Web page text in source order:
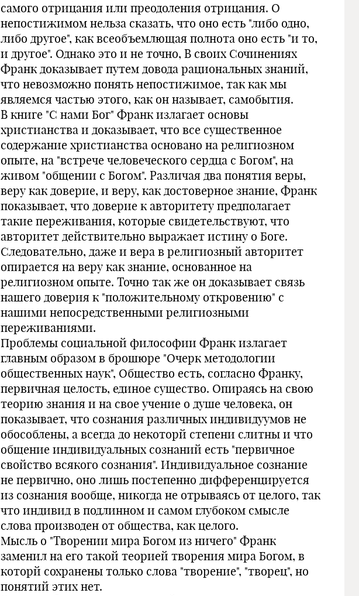
самого отрицания или преодоления отрицания. О
непостижимом нельза сказать, что оно есть "либо одно,
либо другое", как всеобъемлющая полнота оно есть "и то,
и другое". Однако это и не точно, В своих Сочинениях
Франк доказывает путем довода рациональных знаний,
что невозможно понять непостижимое, так как мы
являемся частью этого, как он называет, самобытия.
В книге "С нами Бог" Франк излагает основы
христианства и доказывает, что все существенное
содержание христианства основано на религиозном
опыте, на "встрече человеческого сердца с Богом", на
живом "общении с Богом". Различая два понятия веры,
веру как доверие, и веру, как достоверное знание, Франк
показывает, что доверие к авторитету предполагает
такие переживания, которые свидетельствуют, что
авторитет действительно выражает истину о Боге.
Следовательно, даже и вера в религиозный авторитет
опирается на веру как знание, основанное на
религиозном опыте. Точно так же он доказывает связь
нашего доверия к "положительному откровению" с
нашими непосредственными религиозными
переживаниями.
Проблемы социальной философии Франк излагает
главным образом в брошюре "Очерк методологии
общественных наук", Общество есть, согласно Франку,
первичная целость, единое существо. Опираясь на свою
теорию знания и на свое учение о душе человека, он
показывает, что сознания различных индивидуумов не
обособлены, а всегда до некоторй степени слитны и что
общение индивидуальных сознаний есть "первичное
свойство всякого сознания". Индивидуальное сознание
не первично, оно лишь постепенно дифференцируется
из сознания вообще, никогда не отрываясь от целого, так
что индивид в подлинном и самом глубоком смысле
слова производен от общества, как целого.
Мысль о "Творении мира Богом из ничего" Франк
заменил на его такой теорией творения мира Богом, в
которй сохранены только слова "творение", "творец", но
понятий этих нет.